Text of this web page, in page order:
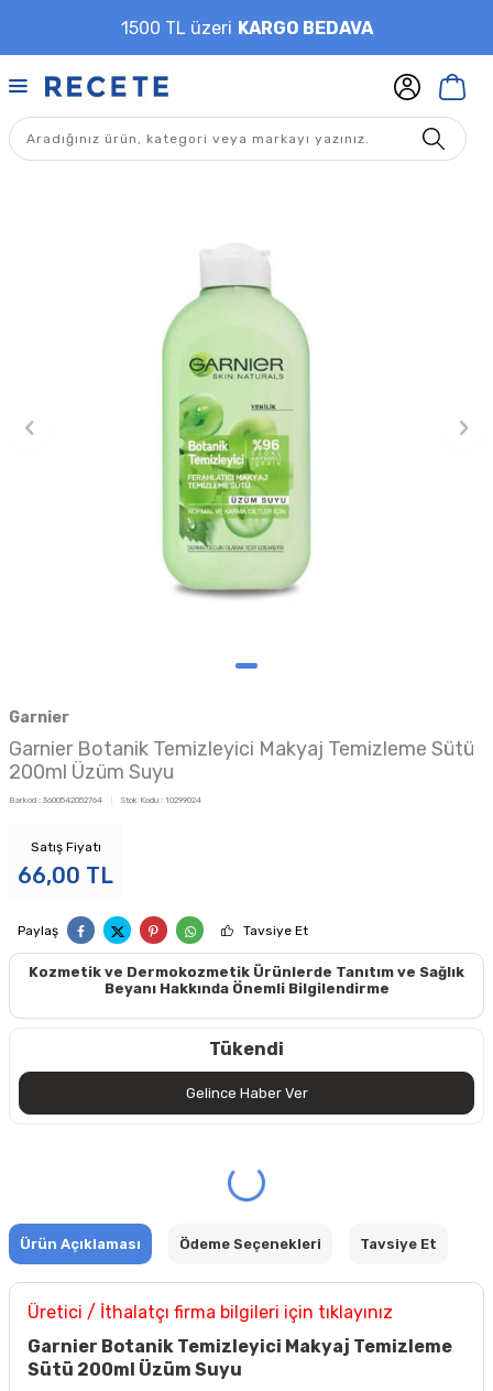
1500 TL üzeri KARGO BEDAVA
Garnier
Garnier Botanik Temizleyici Makyaj Temizleme Sütü
200ml Üzüm Suyu
Barkod : 3600542052764 Stok Kodu : 10299024
Satış Fiyatı
66,00 TL
Paylaş Tavsiye Et
Kozmetik ve Dermokozmetik Ürünlerde Tanıtım ve Sağlık
Beyanı Hakkında Önemli Bilgilendirme
Tükendi
Gelince Haber Ver
Ürün Açıklaması Ödeme Seçenekleri Tavsiye Et
Üretici / İthalatçı firma bilgileri için tıklayınız
Garnier Botanik Temizleyici Makyaj Temizleme
Sütü 200ml Üzüm Suyu